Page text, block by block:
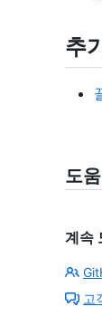
추
도
계속
고